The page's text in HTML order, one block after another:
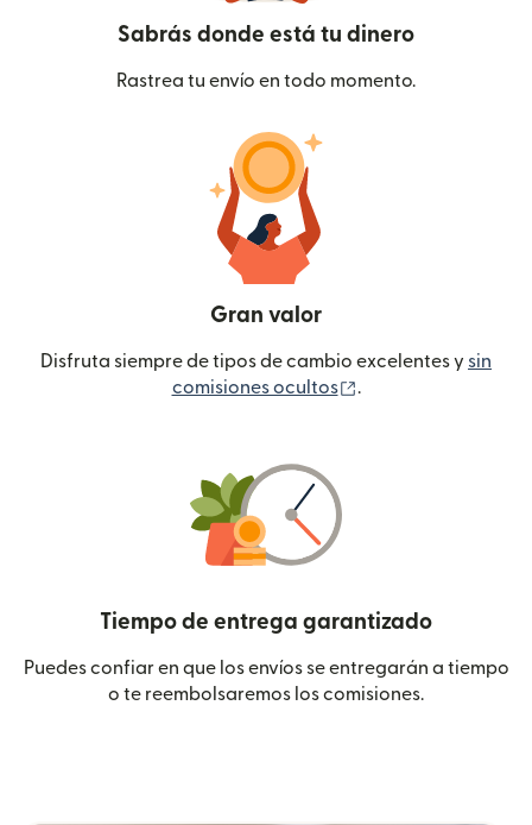
Sabrás donde está tu dinero
Rastrea tu envío en todo momento.
Gran valor
Disfruta siempre de tipos de cambio excelentes y sin
comisiones ocultos
.
Tiempo de entrega garantizado
Puedes confiar en que los envíos se entregarán a tiempo
o te reembolsaremos los comisiones.